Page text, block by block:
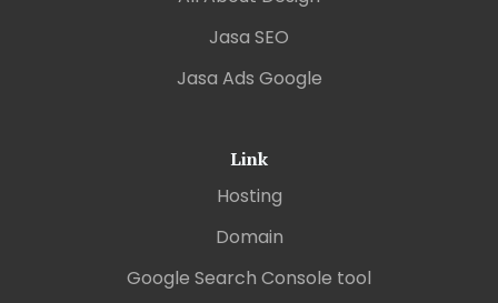
Jasa SEO
Jasa Ads Google
Link
Hosting
Domain
Google Search Console tool